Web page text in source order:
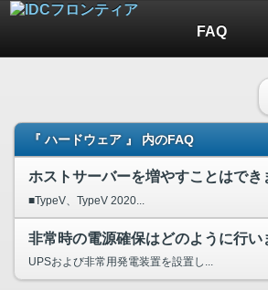
FAQ
『 ハードウェア 』 内のFAQ
ホストサーバーを増やすことはでき
■TypeV、TypeV 2020...
非常時の電源確保はどのように行い
UPSおよび非常用発電装置を設置し...